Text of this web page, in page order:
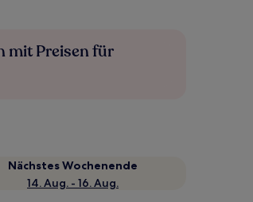
mit Preisen für
Nächstes Wochenende
14. Aug. - 16. Aug.